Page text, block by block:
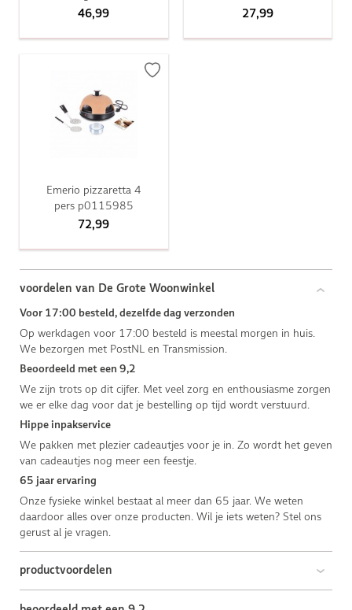
46,99 27,99
Emerio pizzaretta 4
pers p0115985
72,99
voordelen van De Grote Woonwinkel
Voor 17:00 besteld, dezelfde dag verzonden
Op werkdagen voor 17:00 besteld is meestal morgen in huis.
We bezorgen met PostNL en Transmission.
Beoordeeld met een 9,2
We zijn trots op dit cijfer. Met veel zorg en enthousiasme zorgen
we er elke dag voor dat je bestelling op tijd wordt verstuurd.
Hippe inpakservice
We pakken met plezier cadeautjes voor je in. Zo wordt het geven
van cadeautjes nog meer een feestje.
65 jaar ervaring
Onze fysieke winkel bestaat al meer dan 65 jaar. We weten
daardoor alles over onze producten. Wil je iets weten? Stel ons
gerust al je vragen.
productvoordelen